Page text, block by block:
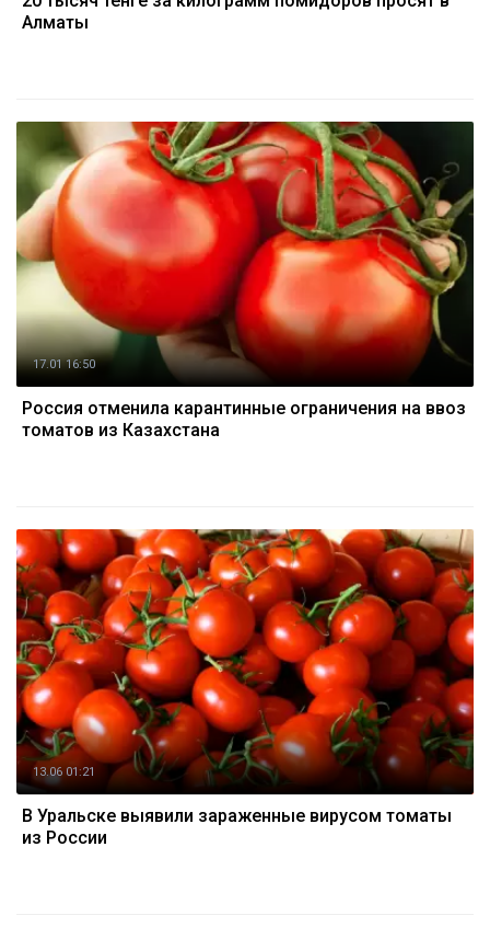
Алматы
17.01 16:50
Россия отменила карантинные ограничения на ввоз
томатов из Казахстана
13.06 01:21
В Уральске выявили зараженные вирусом томаты
из России